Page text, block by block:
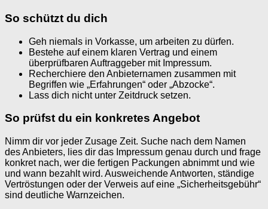
So schützt du dich
Geh niemals in Vorkasse, um arbeiten zu dürfen.
Bestehe auf einem klaren Vertrag und einem
überprüfbaren Auftraggeber mit Impressum.
Recherchiere den Anbieternamen zusammen mit
Begriffen wie „Erfahrungen“ oder „Abzocke“.
Lass dich nicht unter Zeitdruck setzen.
So prüfst du ein konkretes Angebot
Nimm dir vor jeder Zusage Zeit. Suche nach dem Namen
des Anbieters, lies dir das Impressum genau durch und frage
konkret nach, wer die fertigen Packungen abnimmt und wie
und wann bezahlt wird. Ausweichende Antworten, ständige
Vertröstungen oder der Verweis auf eine „Sicherheitsgebühr“
sind deutliche Warnzeichen.